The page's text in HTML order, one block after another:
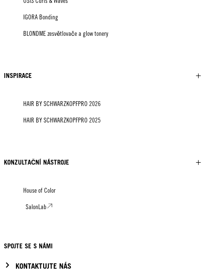
IGORA Bonding
BLONDME zesvětlovače a glow tonery
INSPIRACE
HAIR BY SCHWARZKOPFPRO 2026
HAIR BY SCHWARZKOPFPRO 2025
KONZULTAČNÍ NÁSTROJE
House of Color
SalonLab
SPOJTE SE S NÁMI
KONTAKTUJTE NÁS